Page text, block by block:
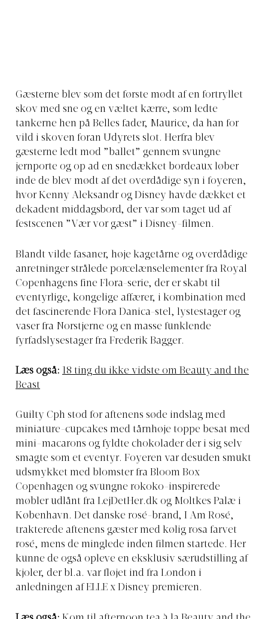
Gæsterne blev som det første mødt af en fortryllet
skov med sne og en væltet kærre, som ledte
tankerne hen på Belles fader, Maurice, da han for
vild i skoven foran Udyrets slot. Herfra blev
gæsterne ledt mod ”ballet” gennem svungne
jernporte og op ad en snedækket bordeaux løber
inde de blev mødt af det overdådige syn i foyeren,
hvor Kenny Aleksandr og Disney havde dækket et
dekadent middagsbord, der var som taget ud af
festscenen ”Vær vor gæst” i Disney-filmen.
Blandt vilde fasaner, høje kagetårne og overdådige
anretninger strålede porcelænselementer fra Royal
Copenhagens fine Flora-serie, der er skabt til
eventyrlige, kongelige affærer, i kombination med
det fascinerende Flora Danica-stel, lystestager og
vaser fra Norstjerne og en masse funklende
fyrfadslysestager fra Frederik Bagger.
Læs også: 18 ting du ikke vidste om Beauty and the
Beast
Guilty Cph stod for aftenens søde indslag med
miniature-cupcakes med tårnhøje toppe besat med
mini-macarons og fyldte chokolader der i sig selv
smagte som et eventyr. Foyeren var desuden smukt
udsmykket med blomster fra Bloom Box
Copenhagen og svungne rokoko-inspirerede
møbler udlånt fra LejDetHer.dk og Moltkes Palæ i
København. Det danske rosé-brand, I Am Rosé,
trakterede aftenens gæster med kølig rosa farvet
rosé, mens de minglede inden filmen startede. Her
kunne de også opleve en eksklusiv særudstilling af
kjoler, der bl.a. var fløjet ind fra London i
anledningen af ELLE x Disney premieren.